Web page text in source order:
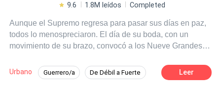
9.6 1.8M leídos Completed
Aunque el Supremo regresa para pasar sus días en paz,
todos lo menospreciaron. El día de su boda, con un
movimiento de su brazo, convocó a los Nueve Grandes
amo...
Urbano Guerrero/a De Débil a Fuerte Leer